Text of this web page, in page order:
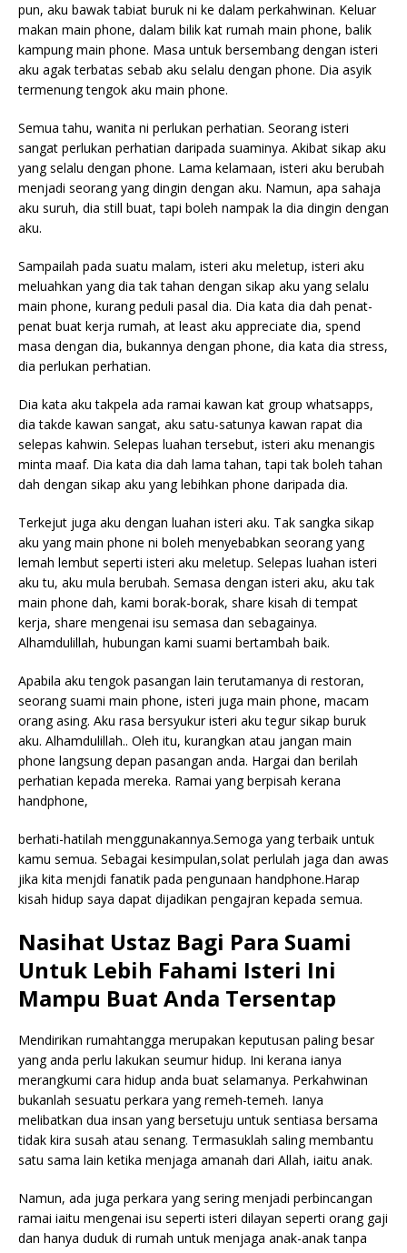
pun, aku bawak tabiat buruk ni ke dalam perkahwinan. Keluar
makan main phone, dalam bilik kat rumah main phone, balik
kampung main phone. Masa untuk bersembang dengan isteri
aku agak terbatas sebab aku selalu dengan phone. Dia asyik
termenung tengok aku main phone.
Semua tahu, wanita ni perlukan perhatian. Seorang isteri
sangat perlukan perhatian daripada suaminya. Akibat sikap aku
yang selalu dengan phone. Lama kelamaan, isteri aku berubah
menjadi seorang yang dingin dengan aku. Namun, apa sahaja
aku suruh, dia still buat, tapi boleh nampak la dia dingin dengan
aku.
Sampailah pada suatu malam, isteri aku meletup, isteri aku
meluahkan yang dia tak tahan dengan sikap aku yang selalu
main phone, kurang peduli pasal dia. Dia kata dia dah penat-
penat buat kerja rumah, at least aku appreciate dia, spend
masa dengan dia, bukannya dengan phone, dia kata dia stress,
dia perlukan perhatian.
Dia kata aku takpela ada ramai kawan kat group whatsapps,
dia takde kawan sangat, aku satu-satunya kawan rapat dia
selepas kahwin. Selepas luahan tersebut, isteri aku menangis
minta maaf. Dia kata dia dah lama tahan, tapi tak boleh tahan
dah dengan sikap aku yang lebihkan phone daripada dia.
Terkejut juga aku dengan luahan isteri aku. Tak sangka sikap
aku yang main phone ni boleh menyebabkan seorang yang
lemah lembut seperti isteri aku meletup. Selepas luahan isteri
aku tu, aku mula berubah. Semasa dengan isteri aku, aku tak
main phone dah, kami borak-borak, share kisah di tempat
kerja, share mengenai isu semasa dan sebagainya.
Alhamdulillah, hubungan kami suami bertambah baik.
Apabila aku tengok pasangan lain terutamanya di restoran,
seorang suami main phone, isteri juga main phone, macam
orang asing. Aku rasa bersyukur isteri aku tegur sikap buruk
aku. Alhamdulillah.. Oleh itu, kurangkan atau jangan main
phone langsung depan pasangan anda. Hargai dan berilah
perhatian kepada mereka. Ramai yang berpisah kerana
handphone,
berhati-hatilah menggunakannya.Semoga yang terbaik untuk
kamu semua. Sebagai kesimpulan,solat perlulah jaga dan awas
jika kita menjdi fanatik pada pengunaan handphone.Harap
kisah hidup saya dapat dijadikan pengajran kepada semua.
Nasihat Ustaz Bagi Para Suami
Untuk Lebih Fahami Isteri Ini
Mampu Buat Anda Tersentap
Mendirikan rumahtangga merupakan keputusan paling besar
yang anda perlu lakukan seumur hidup. Ini kerana ianya
merangkumi cara hidup anda buat selamanya. Perkahwinan
bukanlah sesuatu perkara yang remeh-temeh. Ianya
melibatkan dua insan yang bersetuju untuk sentiasa bersama
tidak kira susah atau senang. Termasuklah saling membantu
satu sama lain ketika menjaga amanah dari Allah, iaitu anak.
Namun, ada juga perkara yang sering menjadi perbincangan
ramai iaitu mengenai isu seperti isteri dilayan seperti orang gaji
dan hanya duduk di rumah untuk menjaga anak-anak tanpa